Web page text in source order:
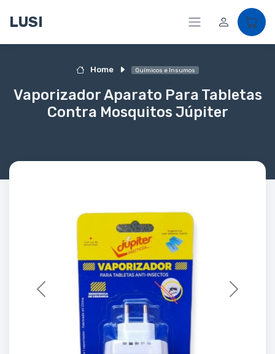
LUSI
Home Químicos e Insumos
Vaporizador Aparato Para Tabletas
Contra Mosquitos Júpiter
Previous Next